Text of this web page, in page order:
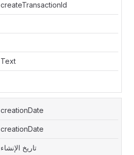
createTransactionId
Text
creationDate
creationDate
تاريخ الإنشاء